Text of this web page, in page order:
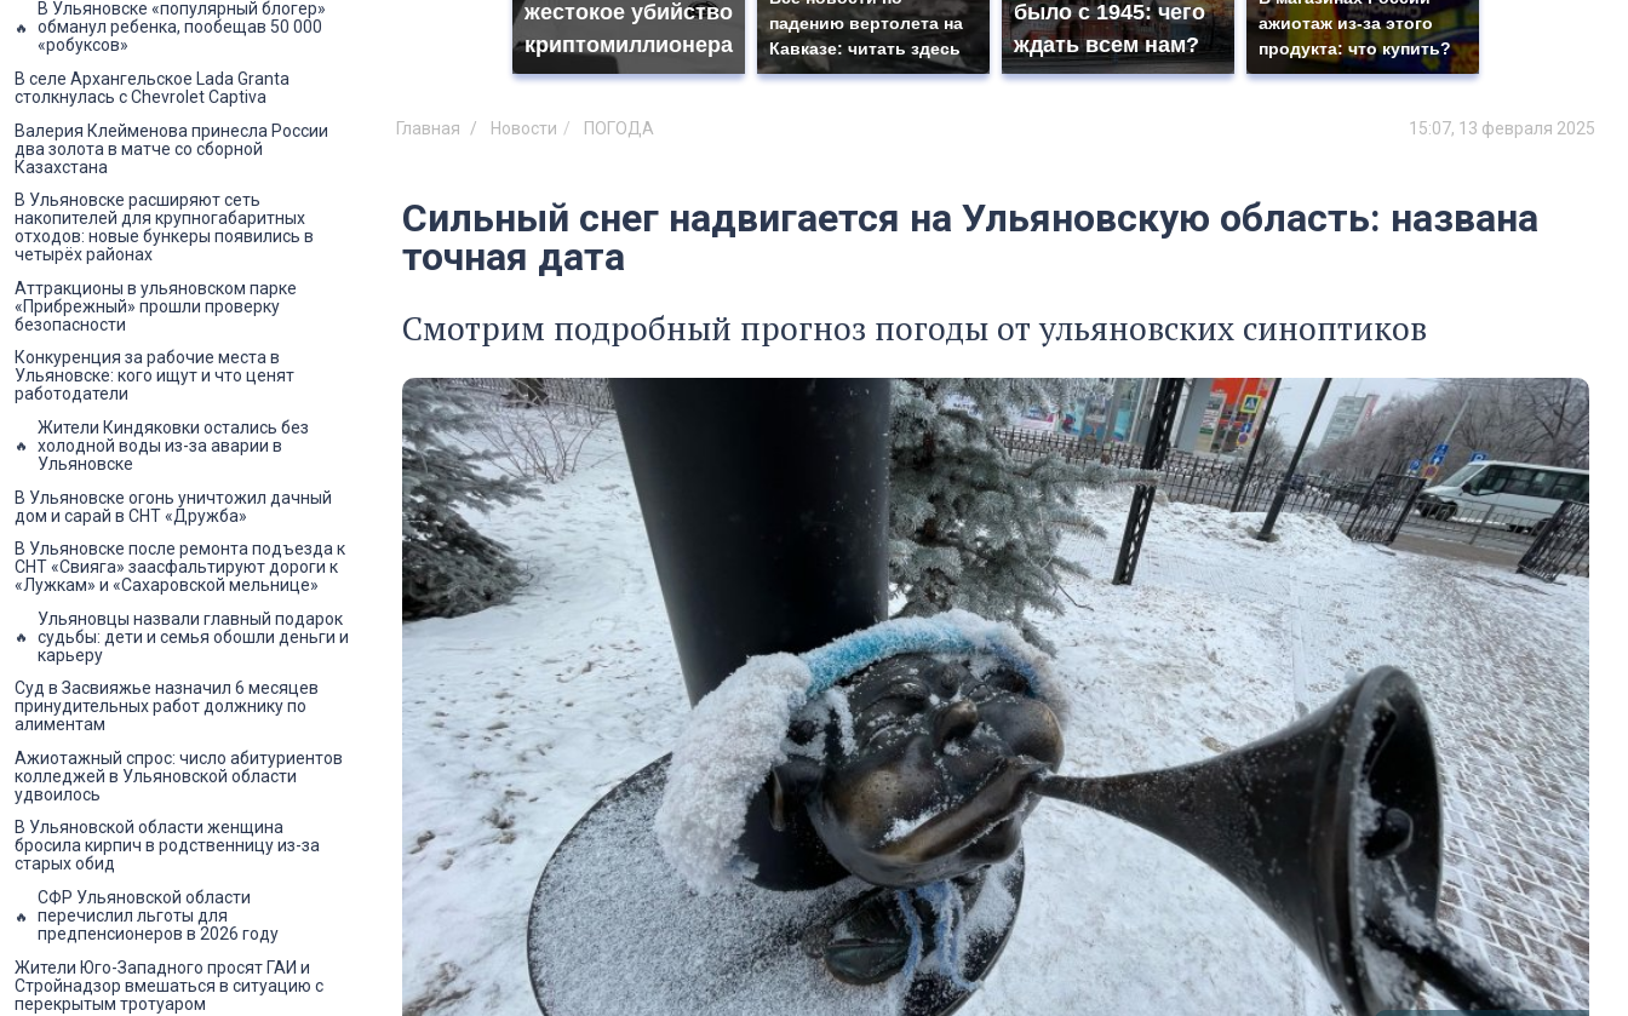
жестокое убийство
криптомиллионера
падению вертолета на
Кавказе: читать здесь
было с 1945: чего
ждать всем нам?
ажиотаж из-за этого
продукта: что купить?
Главная Новости ПОГОДА 15:07, 13 февраля 2025
Сильный снег надвигается на Ульяновскую область: названа
точная дата
Смотрим подробный прогноз погоды от ульяновских синоптиков
В Ульяновске «популярный блогер»
обманул ребенка, пообещав 50 000
«робуксов»
В селе Архангельское Lada Granta
столкнулась с Chevrolet Captiva
Валерия Клейменова принесла России
два золота в матче со сборной
Казахстана
В Ульяновске расширяют сеть
накопителей для крупногабаритных
отходов: новые бункеры появились в
четырёх районах
Аттракционы в ульяновском парке
«Прибрежный» прошли проверку
безопасности
Конкуренция за рабочие места в
Ульяновске: кого ищут и что ценят
работодатели
Жители Киндяковки остались без
холодной воды из-за аварии в
Ульяновске
В Ульяновске огонь уничтожил дачный
дом и сарай в СНТ «Дружба»
В Ульяновске после ремонта подъезда к
СНТ «Свияга» заасфальтируют дороги к
«Лужкам» и «Сахаровской мельнице»
Ульяновцы назвали главный подарок
судьбы: дети и семья обошли деньги и
карьеру
Суд в Засвияжье назначил 6 месяцев
принудительных работ должнику по
алиментам
Ажиотажный спрос: число абитуриентов
колледжей в Ульяновской области
удвоилось
В Ульяновской области женщина
бросила кирпич в родственницу из-за
старых обид
СФР Ульяновской области
перечислил льготы для
предпенсионеров в 2026 году
Жители Юго-Западного просят ГАИ и
Стройнадзор вмешаться в ситуацию с
перекрытым тротуаром